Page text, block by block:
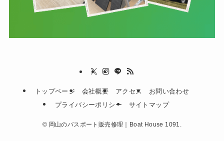
トップページ 会社概要 アクセス
お問い合わせ
プライバシーポリシー
サイトマップ
© 岡山のバスボート販売修理｜Boat House 1091.